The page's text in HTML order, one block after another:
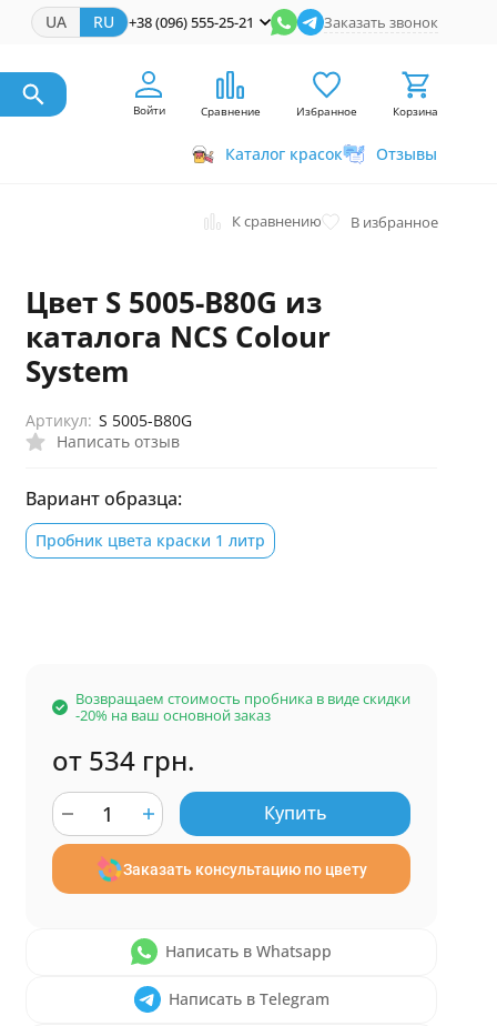
UA RU +38 (096) 555-25-21 Заказать звонок
Войти Сравнение Избранное Корзина
Каталог красок Отзывы
К сравнению В избранное
Цвет S 5005-B80G из
каталога NCS Colour
System
Написать отзыв
Артикул: S 5005-B80G
Вариант образца:
Пробник цвета краски 1 литр
Возвращаем стоимость пробника в виде скидки
-20% на ваш основной заказ
от 534 грн.
Купить
Заказать консультацию по цвету
Написать в Whatsapp
Написать в Telegram